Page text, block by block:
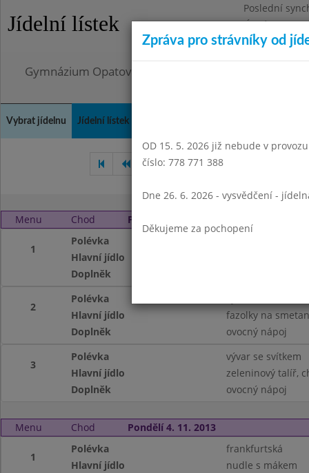
Jídelní lístek
Poslední
Úterý
Omezení
Gymnázium Opatov, Praha 4, Konstantinova 1500
Vybrat jídelnu Jídelní lístek
Září 2013
Menu Chod Pátek 1. 11. 2013
1
Polévka
Hlavní jídlo
Doplněk
2
Polévka
Hlavní jídlo
fazolky na
Doplněk
ovocný nápoj
3
Polévka
vývar se svítkem
Hlavní jídlo
zeleninový talíř,
Doplněk
ovocný nápoj
Menu Chod Pondělí 4. 11. 2013
1
Polévka
frankfurtská
Hlavní jídlo
nudle s mákem
Zpráva pro strávníky od
OD 15. 5. 2026 již nebude v
číslo: 778 771 388
Dne 26. 6. 2026 - vysvědčení -
Děkujeme za pochopení